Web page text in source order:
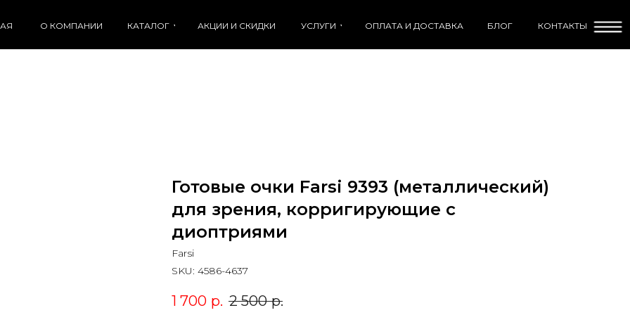
О КОМПАНИИ КАТАЛОГ АКЦИИ И СКИДКИ УСЛУГИ ОПЛАТА И ДОСТАВКА БЛОГ КОНТАКТЫ
Готовые очки Farsi 9393 (металлический)
для зрения, корригирующие с
диоптриями
Farsi
SKU: 4586-4637
1 700 р. 2 500 р.